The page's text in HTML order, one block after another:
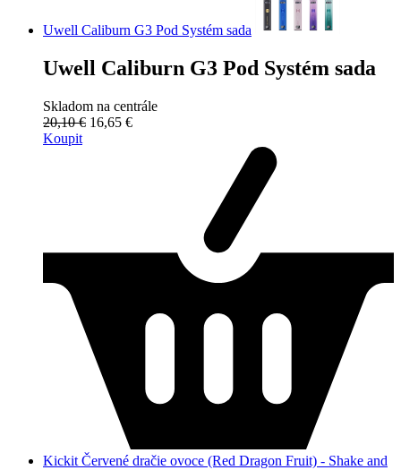
Uwell Caliburn G3 Pod Systém sada
Uwell Caliburn G3 Pod Systém sada
Skladom na centrále
20,10 € 16,65 €
Koupit
Kickit Červené dračie ovoce (Red Dragon Fruit) - Shake and